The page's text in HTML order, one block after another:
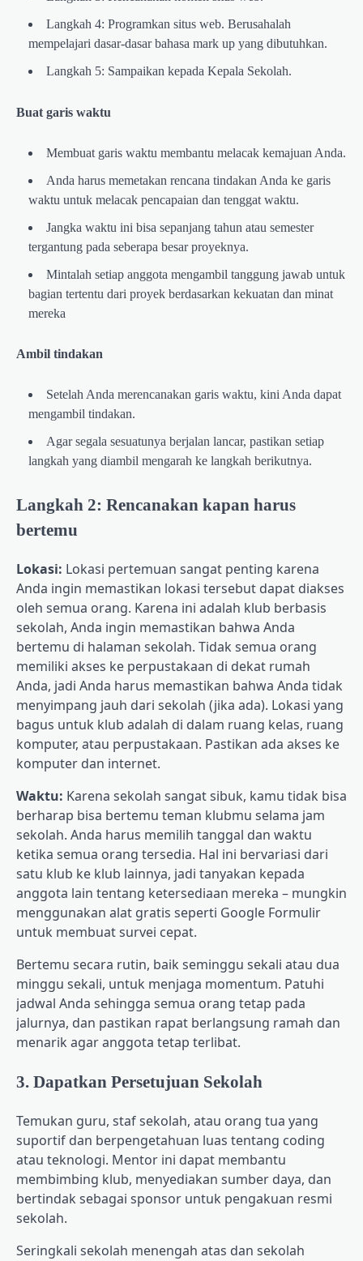
Langkah 4: Programkan situs web. Berusahalah
mempelajari dasar-dasar bahasa mark up yang dibutuhkan.
Langkah 5: Sampaikan kepada Kepala Sekolah.
Buat garis waktu
Membuat garis waktu membantu melacak kemajuan Anda.
Anda harus memetakan rencana tindakan Anda ke garis
waktu untuk melacak pencapaian dan tenggat waktu.
Jangka waktu ini bisa sepanjang tahun atau semester
tergantung pada seberapa besar proyeknya.
Mintalah setiap anggota mengambil tanggung jawab untuk
bagian tertentu dari proyek berdasarkan kekuatan dan minat
mereka
Ambil tindakan
Setelah Anda merencanakan garis waktu, kini Anda dapat
mengambil tindakan.
Agar segala sesuatunya berjalan lancar, pastikan setiap
langkah yang diambil mengarah ke langkah berikutnya.
Langkah 2: Rencanakan kapan harus
bertemu
Lokasi: Lokasi pertemuan sangat penting karena
Anda ingin memastikan lokasi tersebut dapat diakses
oleh semua orang. Karena ini adalah klub berbasis
sekolah, Anda ingin memastikan bahwa Anda
bertemu di halaman sekolah. Tidak semua orang
memiliki akses ke perpustakaan di dekat rumah
Anda, jadi Anda harus memastikan bahwa Anda tidak
menyimpang jauh dari sekolah (jika ada). Lokasi yang
bagus untuk klub adalah di dalam ruang kelas, ruang
komputer, atau perpustakaan. Pastikan ada akses ke
komputer dan internet.
Waktu: Karena sekolah sangat sibuk, kamu tidak bisa
berharap bisa bertemu teman klubmu selama jam
sekolah. Anda harus memilih tanggal dan waktu
ketika semua orang tersedia. Hal ini bervariasi dari
satu klub ke klub lainnya, jadi tanyakan kepada
anggota lain tentang ketersediaan mereka – mungkin
menggunakan alat gratis seperti Google Formulir
untuk membuat survei cepat.
Bertemu secara rutin, baik seminggu sekali atau dua
minggu sekali, untuk menjaga momentum. Patuhi
jadwal Anda sehingga semua orang tetap pada
jalurnya, dan pastikan rapat berlangsung ramah dan
menarik agar anggota tetap terlibat.
3. Dapatkan Persetujuan Sekolah
Temukan guru, staf sekolah, atau orang tua yang
suportif dan berpengetahuan luas tentang coding
atau teknologi. Mentor ini dapat membantu
membimbing klub, menyediakan sumber daya, dan
bertindak sebagai sponsor untuk pengakuan resmi
sekolah.
Seringkali sekolah menengah atas dan sekolah